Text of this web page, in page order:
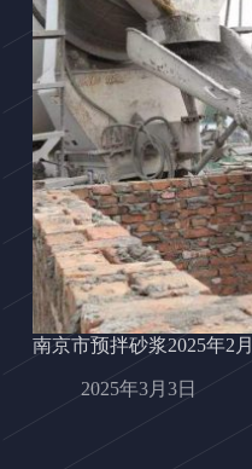
南京市预拌砂浆2025年2
2025年3月3日